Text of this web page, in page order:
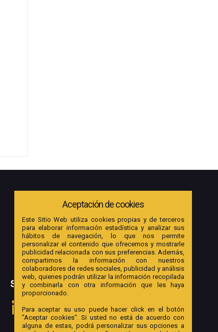
SOCIAL
Aceptación de cookies
Este Sitio Web utiliza cookies propias y de terceros
para elaborar información estadística y analizar sus
hábitos de navegación, lo que nos permite
personalizar el contenido que ofrecemos y mostrarle
publicidad relacionada con sus preferencias. Además,
compartimos la información con nuestros
colaboradores de redes sociales, publicidad y análisis
web, quienes podrán utilizar la información recopilada
y combinarla con otra información que les haya
proporcionado.
Para aceptar su uso puede hacer click en el botón
"Aceptar cookies". Si usted no está de acuerdo con
alguna de estas, podrá personalizar sus opciones a